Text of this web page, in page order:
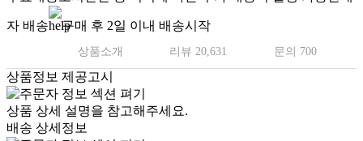
자 배송 구매 후 2일 이내 배송시작
상품소개 리뷰 20,631 문의 700
상품정보 제공고시
상품 상세 설명을 참고해주세요.
배송 상세정보